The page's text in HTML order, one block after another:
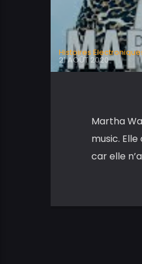
Histoires
21 AOÛT 2020
Martha
music.
car elle